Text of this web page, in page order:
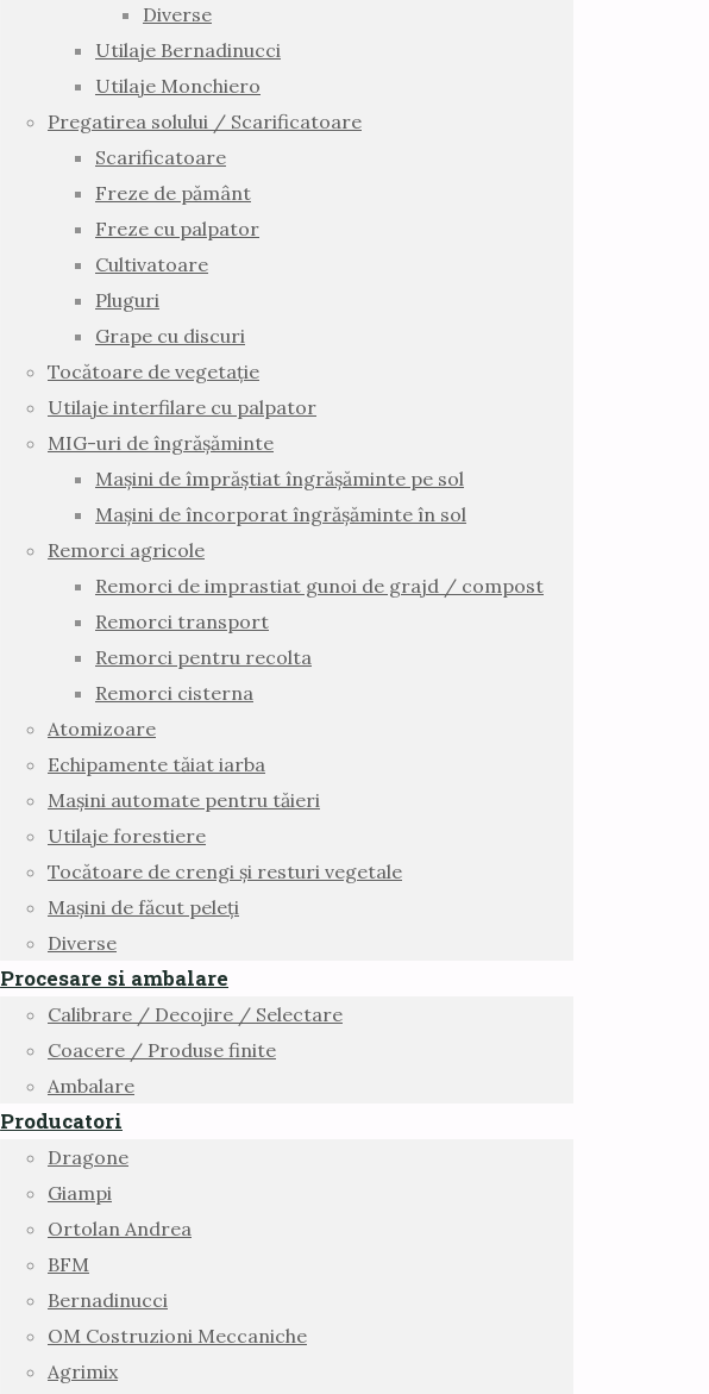
Diverse
Utilaje Bernadinucci
Utilaje Monchiero
Pregatirea solului / Scarificatoare
Scarificatoare
Freze de pământ
Freze cu palpator
Cultivatoare
Pluguri
Grape cu discuri
Tocătoare de vegetație
Utilaje interfilare cu palpator
MIG-uri de îngrășăminte
Mașini de împrăștiat îngrășăminte pe sol
Mașini de încorporat îngrășăminte în sol
Remorci agricole
Remorci de imprastiat gunoi de grajd / compost
Remorci transport
Remorci pentru recolta
Remorci cisterna
Atomizoare
Echipamente tăiat iarba
Mașini automate pentru tăieri
Utilaje forestiere
Tocătoare de crengi și resturi vegetale
Mașini de făcut peleți
Diverse
Procesare si ambalare
Calibrare / Decojire / Selectare
Coacere / Produse finite
Ambalare
Producatori
Dragone
Giampi
Ortolan Andrea
BFM
Bernadinucci
OM Costruzioni Meccaniche
Agrimix